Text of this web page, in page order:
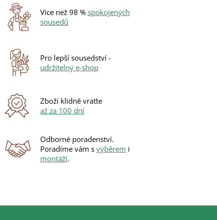
Více než 98 % spokojených
sousedů
Pro lepší sousedství -
udržitelný e-shop
Zboží klidně vraťte
až za 100 dní
Odborné poradenství.
Poradíme vám s výběrem i
montáží.
Z